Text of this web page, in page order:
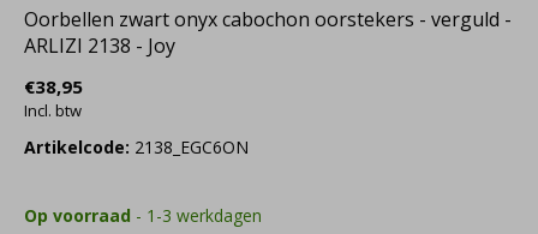
Oorbellen zwart onyx cabochon oorstekers - verguld -
ARLIZI 2138 - Joy
€38,95
Incl. btw
Artikelcode: 2138_EGC6ON
Op voorraad - 1-3 werkdagen